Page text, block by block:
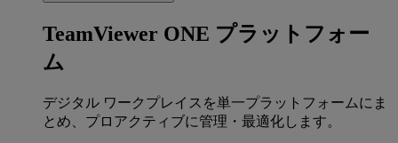
TeamViewer ONE プラットフォー
ム
デジタル ワークプレイスを単一プラットフォームにま
とめ、プロアクティブに管理・最適化します。